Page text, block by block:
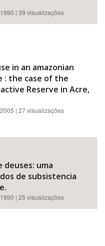
| 39 visualizações
in an amazonian
: the case of the
Reserve in Acre,
| 27 visualizações
deuses: uma
de subsistencia
| 25 visualizações